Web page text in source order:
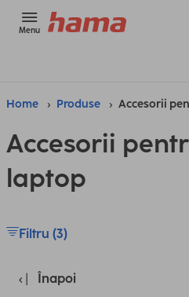
Menu
Home Produse Accesorii
Accesorii
laptop
Filtru (3)
Înapoi